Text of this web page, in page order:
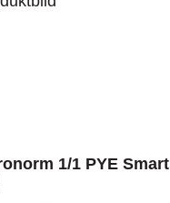
1/1 PYE Smart